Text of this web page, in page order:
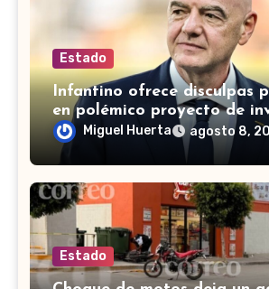
Estado
Infantino ofrece disculpas
en polémico proyecto de
privada de la FIFA
Miguel Huerta agosto 8,
Estado